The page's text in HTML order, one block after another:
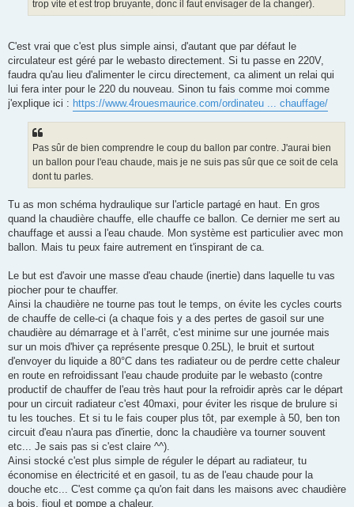
trop vite et est trop bruyante, donc il faut envisager de la changer).
C'est vrai que c'est plus simple ainsi, d'autant que par défaut le
circulateur est géré par le webasto directement. Si tu passe en 220V,
faudra qu'au lieu d'alimenter le circu directement, ca aliment un relai qui
lui fera inter pour le 220 du nouveau. Sinon tu fais comme moi comme
j'explique ici : https://www.4rouesmaurice.com/ordinateu ... chauffage/
Pas sûr de bien comprendre le coup du ballon par contre. J'aurai bien
un ballon pour l'eau chaude, mais je ne suis pas sûr que ce soit de cela
dont tu parles.
Tu as mon schéma hydraulique sur l'article partagé en haut. En gros
quand la chaudière chauffe, elle chauffe ce ballon. Ce dernier me sert au
chauffage et aussi a l'eau chaude. Mon système est particulier avec mon
ballon. Mais tu peux faire autrement en t'inspirant de ca.
Le but est d'avoir une masse d'eau chaude (inertie) dans laquelle tu vas
piocher pour te chauffer.
Ainsi la chaudière ne tourne pas tout le temps, on évite les cycles courts
de chauffe de celle-ci (a chaque fois y a des pertes de gasoil sur une
chaudière au démarrage et à l’arrêt, c'est minime sur une journée mais
sur un mois d'hiver ça représente presque 0.25L), le bruit et surtout
d'envoyer du liquide a 80°C dans tes radiateur ou de perdre cette chaleur
en route en refroidissant l'eau chaude produite par le webasto (contre
productif de chauffer de l'eau très haut pour la refroidir après car le départ
pour un circuit radiateur c'est 40maxi, pour éviter les risque de brulure si
tu les touches. Et si tu le fais couper plus tôt, par exemple à 50, ben ton
circuit d'eau n'aura pas d'inertie, donc la chaudière va tourner souvent
etc... Je sais pas si c'est claire ^^).
Ainsi stocké c'est plus simple de réguler le départ au radiateur, tu
économise en électricité et en gasoil, tu as de l'eau chaude pour la
douche etc... C'est comme ça qu'on fait dans les maisons avec chaudière
a bois, fioul et pompe a chaleur.